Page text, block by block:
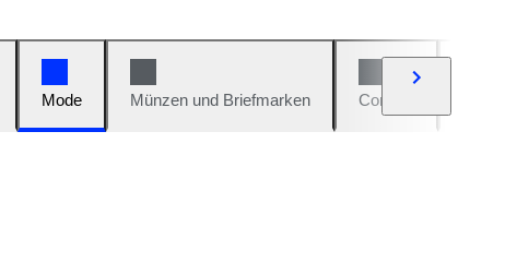
Mode Münzen und Briefmarken Comics